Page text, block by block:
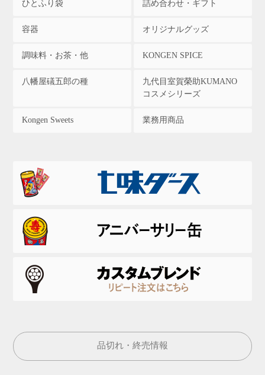
ひとふり袋 詰め合わせ・ギフト
容器 オリジナルグッズ
調味料・お茶・他 KONGEN SPICE
八幡屋礒五郎の種
九代目室賀榮助KUMANO
コスメシリーズ
Kongen Sweets 業務用商品
品切れ・終売情報